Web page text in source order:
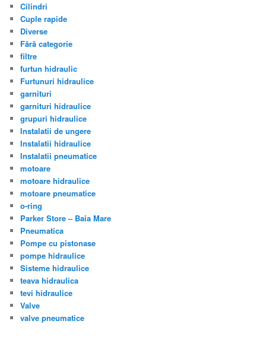
Cilindri
Cuple rapide
Diverse
Fără categorie
filtre
furtun hidraulic
Furtunuri hidraulice
garnituri
garnituri hidraulice
grupuri hidraulice
Instalatii de ungere
Instalatii hidraulice
Instalatii pneumatice
motoare
motoare hidraulice
motoare pneumatice
o-ring
Parker Store – Baia Mare
Pneumatica
Pompe cu pistonase
pompe hidraulice
Sisteme hidraulice
teava hidraulica
tevi hidraulice
Valve
valve pneumatice